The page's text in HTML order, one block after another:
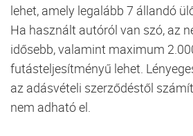
lehet, amely legalább 7 állandó
Ha használt autóról van szó, az
idősebb, valamint maximum
futásteljesítményű lehet.
az adásvételi szerződéstől
nem adható el.